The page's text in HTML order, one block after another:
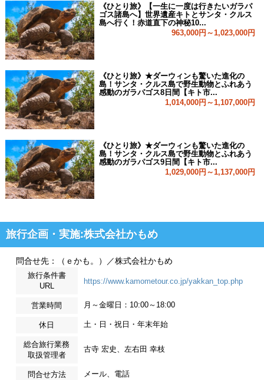
《ひとり旅》【一生に一度は行きたいガラパ
ゴス諸島へ】世界遺産キトとサンタ・クルス
島へ行く！赤道直下の神秘10...
963,000円～1,023,000円
《ひとり旅》★ダーウィンも驚いた進化の
島！サンタ・クルス島で野生動物とふれあう
感動のガラパゴス8日間【キト市...
1,014,000円～1,107,000円
《ひとり旅》★ダーウィンも驚いた進化の
島！サンタ・クルス島で野生動物とふれあう
感動のガラパゴス9日間【キト市...
1,029,000円～1,137,000円
旅行企画・実施:株式会社かもめ
問合せ先：（ｅかも。）／株式会社かもめ
旅行条件書
URL
https://www.kamometour.co.jp/yakkan_top.php
営業時間 月～金曜日：10:00～18:00
休日 土・日・祝日・年末年始
総合旅行業務
取扱管理者
古寺 宏史、左右田 幸枝
問合せ方法 メール、電話